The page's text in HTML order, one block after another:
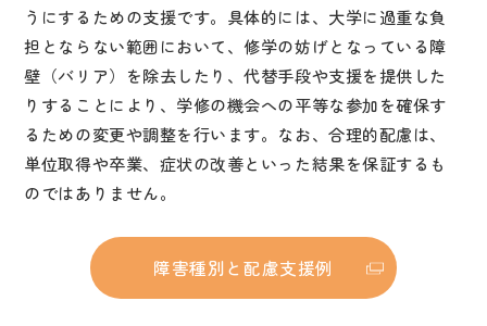
うにするための支援です。具体的には、大学に過重な負
担とならない範囲において、修学の妨げとなっている障
壁（バリア）を除去したり、代替手段や支援を提供した
りすることにより、学修の機会への平等な参加を確保す
るための変更や調整を行います。なお、合理的配慮は、
単位取得や卒業、症状の改善といった結果を保証するも
のではありません。
障害種別と配慮支援例